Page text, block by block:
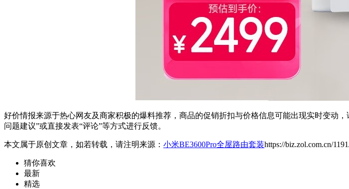
好价情报来源于热心网友及商家积极的爆料推荐，商品的促销折扣与价格信息可能出现实时变动
问题建议”或直接发表“评论”等方式进行反馈。
本文属于原创文章，如若转载，请注明来源： 小米BE3600Pro全屋路由套装https://biz.zol.com.cn/
猜你喜欢
最新
精选